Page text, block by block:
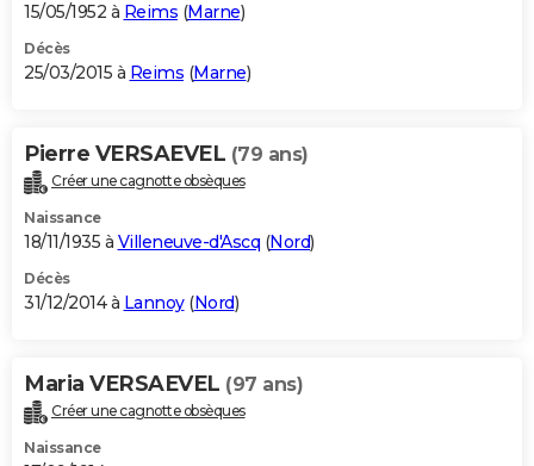
15/05/1952 à Reims (Marne)
Décès
25/03/2015 à Reims (Marne)
Pierre VERSAEVEL (79 ans)
Créer une cagnotte obsèques
Naissance
18/11/1935 à Villeneuve-d'Ascq (Nord)
Décès
31/12/2014 à Lannoy(Nord)
Maria VERSAEVEL (97 ans)
Créer une cagnotte obsèques
Naissance